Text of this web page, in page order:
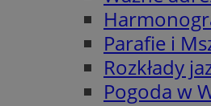
Parafie i
Rozkłady
Pogoda w